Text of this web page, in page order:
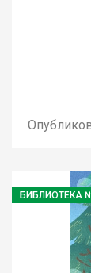
БИБЛИОТЕКА